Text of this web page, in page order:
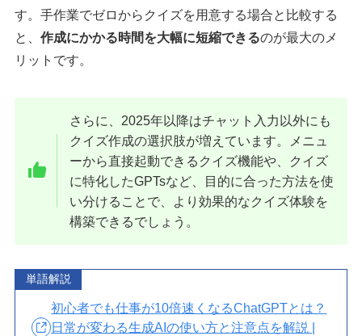
す。手作業でゼロからクイズを用意する場合と比較する
と、 作成にかかる時間を大幅に短縮できるのが最大のメ
リットです。
さらに、2025年以降はチャット入力以外にも
クイズ作成の選択肢が増えています。メニュ
ーから直接起動できるクイズ機能や、クイズ
に特化したGPTsなど、目的に合った方法を使
い分けることで、より効果的なクイズ体験を
構築できるでしょう。
単語解説
初心者でも仕事が10倍速くなるChatGPTとは？
日常が変わる生成AIの使い方と注意点を解説 |